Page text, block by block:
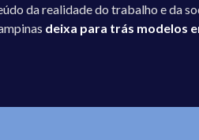
da realidade do trabalho e da
deixa para trás modelos